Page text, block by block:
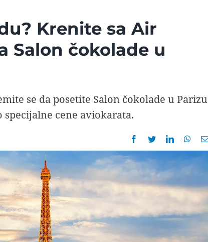
Krenite sa Air
Salon čokolade u
se da posetite Salon čokolade u Parizu
specijalne cene aviokarata.